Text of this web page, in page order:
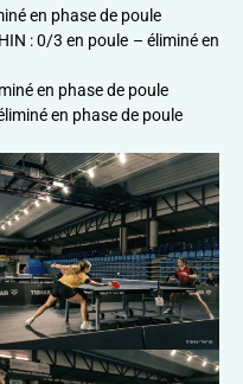
en phase de poule
: 0/3 en poule – éliminé en
en phase de poule
en phase de poule